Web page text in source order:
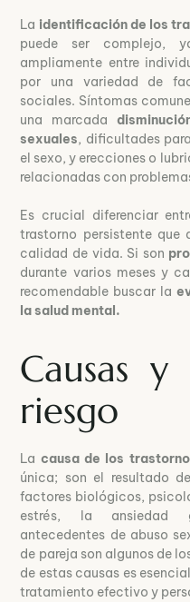
La identificación de los
puede ser complejo,
ampliamente entre
por una variedad de
sociales. Síntomas
una marcada
sexuales, dificultades
el sexo, y erecciones o
relacionadas con
Es crucial diferenciar
trastorno persistente
calidad de vida. Si son
durante varios meses y
recomendable buscar la
la salud mental.
Causas
riesgo
La causa de los
única; son el resultado
factores biológicos,
estrés, la ansiedad
antecedentes de abuso
de pareja son algunos de
de estas causas es
tratamiento efectivo y